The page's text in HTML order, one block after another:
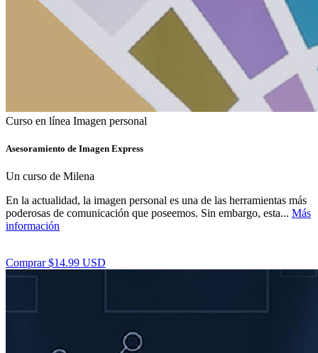
Curso en línea Imagen personal
Asesoramiento de Imagen Express
Un curso de Milena
En la actualidad, la imagen personal es una de las herramientas más
poderosas de comunicación que poseemos. Sin embargo, esta... Más
información
Comprar $14.99 USD